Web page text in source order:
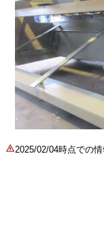
2025/02/04時点での